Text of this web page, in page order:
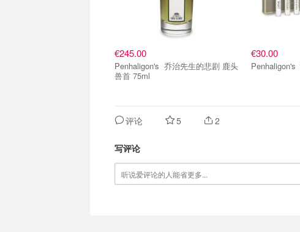
€245.00
Penhaligon's 乔治先生的悲剧 鹿头
兽首 75ml
€30.00
评论 5 2
写评论